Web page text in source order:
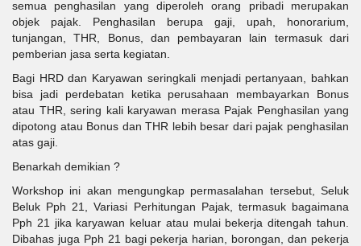
semua penghasilan yang diperoleh orang pribadi merupakan
objek pajak. Penghasilan berupa gaji, upah, honorarium,
tunjangan, THR, Bonus, dan pembayaran lain termasuk dari
pemberian jasa serta kegiatan.
Bagi HRD dan Karyawan seringkali menjadi pertanyaan, bahkan
bisa jadi perdebatan ketika perusahaan membayarkan Bonus
atau THR, sering kali karyawan merasa Pajak Penghasilan yang
dipotong atau Bonus dan THR lebih besar dari pajak penghasilan
atas gaji.
Benarkah demikian ?
Workshop ini akan mengungkap permasalahan tersebut, Seluk
Beluk Pph 21, Variasi Perhitungan Pajak, termasuk bagaimana
Pph 21 jika karyawan keluar atau mulai bekerja ditengah tahun.
Dibahas juga Pph 21 bagi pekerja harian, borongan, dan pekerja